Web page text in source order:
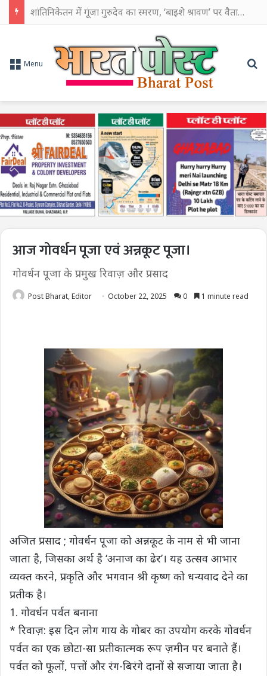
शांतिनिकेतन में गूंजा गुरुदेव का स्मरण, ‘बाइशे श्रावण’ पर वैतालिक से शुरू हुआ श्रद्धांजलि का सिलसिला
Menu
आज गोवर्धन पूजा एवं अन्नकूट पूजा।
गोवर्धन पूजा के प्रमुख रिवाज़ और प्रसाद
Post Bharat, Editor October 22, 2025 0 1 minute read
अजित प्रसाद ; गोवर्धन पूजा को अन्नकूट के नाम से भी जाना
जाता है, जिसका अर्थ है ‘अनाज का ढेर’। यह उत्सव आभार
व्यक्त करने, प्रकृति और भगवान श्री कृष्ण को धन्यवाद देने का
प्रतीक है।
1. गोवर्धन पर्वत बनाना
* रिवाज़: इस दिन लोग गाय के गोबर का उपयोग करके गोवर्धन
पर्वत का एक छोटा-सा प्रतीकात्मक रूप ज़मीन पर बनाते हैं।
पर्वत को फूलों, पत्तों और रंग-बिरंगे दानों से सजाया जाता है।